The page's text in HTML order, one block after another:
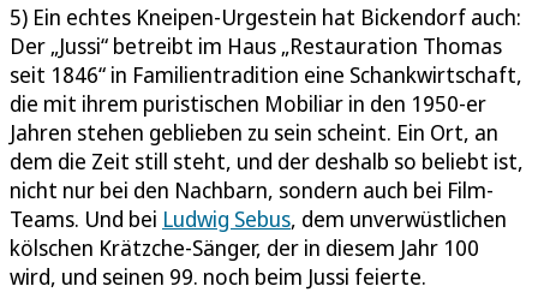
5) Ein echtes Kneipen-Urgestein hat Bickendorf auch:
Der „Jussi“ betreibt im Haus „Restauration Thomas
seit 1846“ in Familientradition eine Schankwirtschaft,
die mit ihrem puristischen Mobiliar in den 1950-er
Jahren stehen geblieben zu sein scheint. Ein Ort, an
dem die Zeit still steht, und der deshalb so beliebt ist,
nicht nur bei den Nachbarn, sondern auch bei Film-
Teams. Und bei Ludwig Sebus, dem unverwüstlichen
kölschen Krätzche-Sänger, der in diesem Jahr 100
wird, und seinen 99. noch beim Jussi feierte.